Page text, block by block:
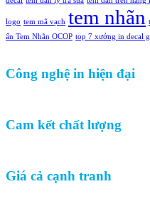
logo tem mã vạch tem nhãn
ấn Tem Nhãn OCOP top 7 xưởng in decal
Công nghệ in hiện đại
Cam kết chất lượng
Giá cả cạnh tranh